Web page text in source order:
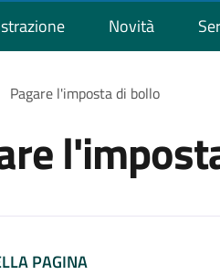
Novità
di pane
Pagare l'imposta di bollo
PAGINA